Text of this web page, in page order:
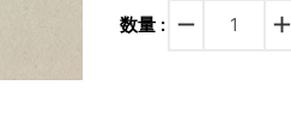
数量 : remove add